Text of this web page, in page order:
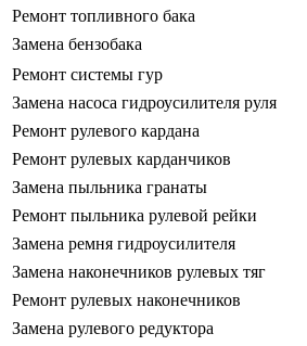
Ремонт топливного бака
Замена бензобака
Ремонт системы гур
Замена насоса гидроусилителя руля
Ремонт рулевого кардана
Ремонт рулевых карданчиков
Замена пыльника гранаты
Ремонт пыльника рулевой рейки
Замена ремня гидроусилителя
Замена наконечников рулевых тяг
Ремонт рулевых наконечников
Замена рулевого редуктора